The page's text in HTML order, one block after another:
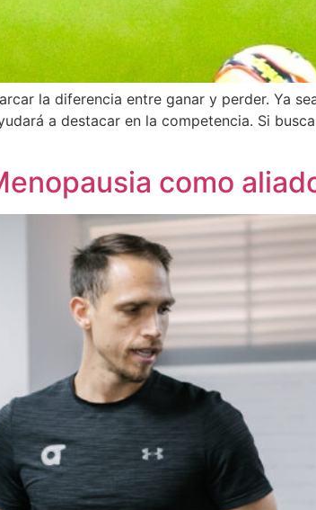
la diferencia entre ganar y perder. Ya
a destacar en la competencia. Si
como